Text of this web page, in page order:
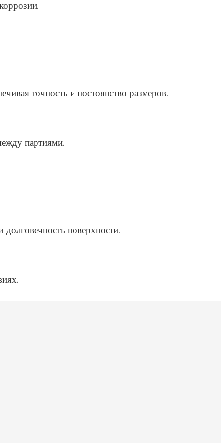
точность и постоянство размеров.
партиями.
поверхности.